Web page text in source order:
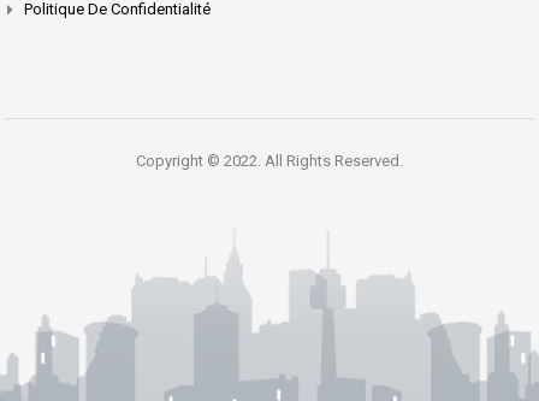
Politique De Confidentialité
Copyright © 2022. All Rights Reserved.